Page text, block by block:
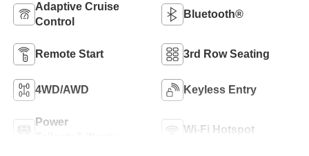
Adaptive Cruise
Control
Bluetooth®
Remote Start 3rd Row Seating
4WD/AWD Keyless Entry
Power
Wi-Fi Hotspot